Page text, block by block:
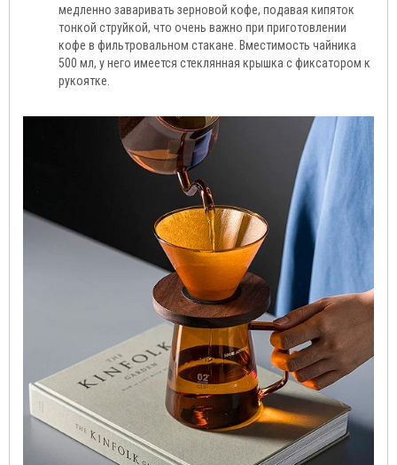
медленно заваривать зерновой кофе, подавая кипяток
тонкой струйкой, что очень важно при приготовлении
кофе в фильтровальном стакане. Вместимость чайника
500 мл, у него имеется стеклянная крышка с фиксатором к
рукоятке.